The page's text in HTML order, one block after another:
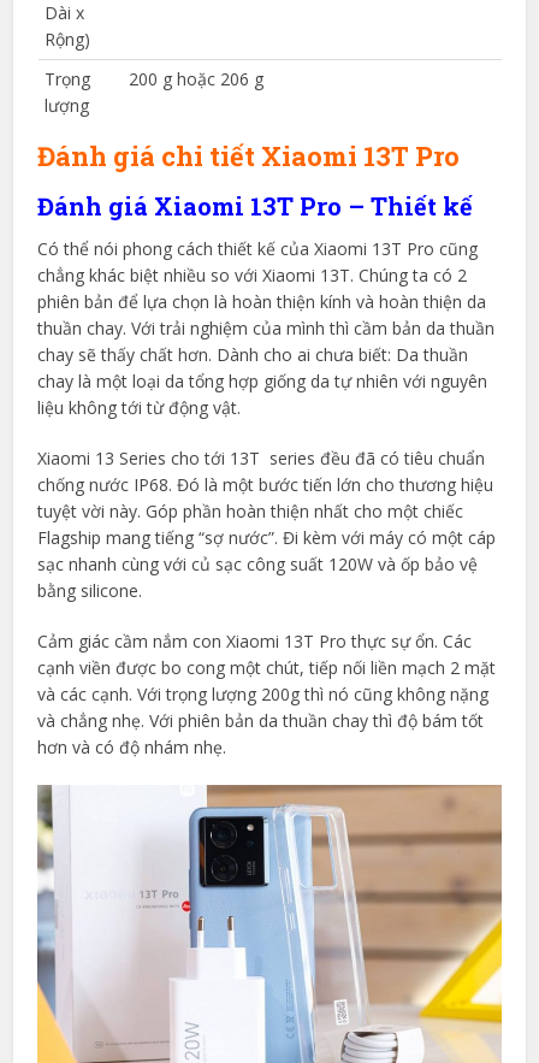
Dài x
Rộng)
Trọng
lượng
200 g hoặc 206 g
Đánh giá chi tiết Xiaomi 13T Pro
Đánh giá Xiaomi 13T Pro – Thiết kế
Có thể nói phong cách thiết kế của Xiaomi 13T Pro cũng
chẳng khác biệt nhiều so với Xiaomi 13T. Chúng ta có 2
phiên bản để lựa chọn là hoàn thiện kính và hoàn thiện da
thuần chay. Với trải nghiệm của mình thì cầm bản da thuần
chay sẽ thấy chất hơn. Dành cho ai chưa biết: Da thuần
chay là một loại da tổng hợp giống da tự nhiên với nguyên
liệu không tới từ động vật.
Xiaomi 13 Series cho tới 13T series đều đã có tiêu chuẩn
chống nước IP68. Đó là một bước tiến lớn cho thương hiệu
tuyệt vời này. Góp phần hoàn thiện nhất cho một chiếc
Flagship mang tiếng “sợ nước”. Đi kèm với máy có một cáp
sạc nhanh cùng với củ sạc công suất 120W và ốp bảo vệ
bằng silicone.
Cảm giác cầm nắm con Xiaomi 13T Pro thực sự ổn. Các
cạnh viền được bo cong một chút, tiếp nối liền mạch 2 mặt
và các cạnh. Với trọng lượng 200g thì nó cũng không nặng
và chẳng nhẹ. Với phiên bản da thuần chay thì độ bám tốt
hơn và có độ nhám nhẹ.